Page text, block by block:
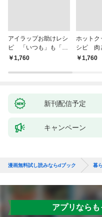
アイラップお助けレシ
ピ 「いつも」も「も
しも」もおいしい！
￥1,760
ホットク
シピ 肉
ず 少な
￥1,760
新刊配信予定
キャンペーン
漫画無料試し読みならdブック 暮
アプリならも